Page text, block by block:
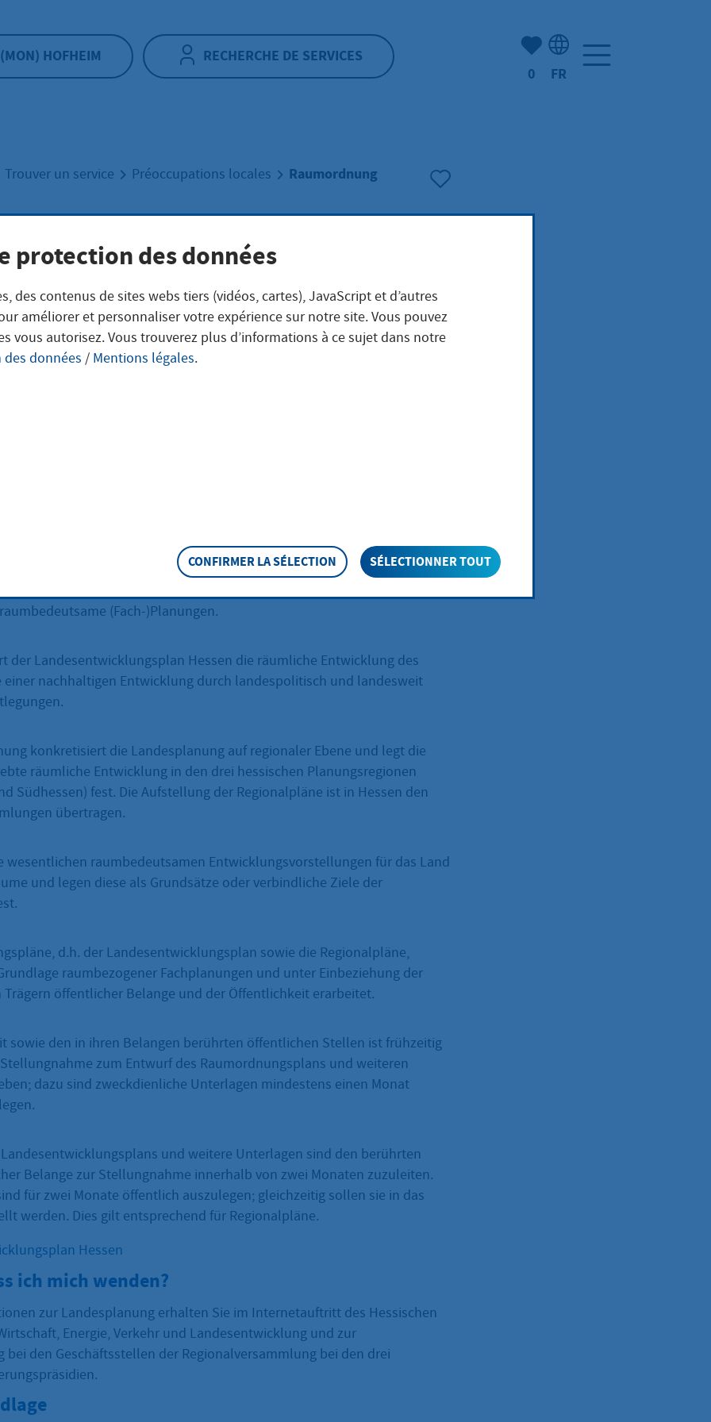
(MON) HOFHEIM RECHERCHE DE SERVICES
Nombre d'éléments mis en
0 FR
Trouver un service Préoccupations locales Raumordnung
und forstwirtschaftliche Nutzungen sowie der Schutz der Natur,
dass auftretenden Konflikte ausgeglichen werden und Vorsorge für
und Funktionen des Raums getroffen werden, ist Aufgabe der
(Landesplanung) ist Aufgabe des Landes. Wesentliches
und Arbeitsbedingungen in allen Teilen des Landes. Dafür erarbeitet
für Wirtschaft, Energie, Verkehr und Landesentwicklung als
(Fach-)Planungen.
der Landesentwicklungsplan Hessen die räumliche Entwicklung des
einer nachhaltigen Entwicklung durch landespolitisch und landesweit
konkretisiert die Landesplanung auf regionaler Ebene und legt die
räumliche Entwicklung in den drei hessischen Planungsregionen
Südhessen) fest. Die Aufstellung der Regionalpläne ist in Hessen den
übertragen.
wesentlichen raumbedeutsamen Entwicklungsvorstellungen für das Land
und legen diese als Grundsätze oder verbindliche Ziele der
d.h. der Landesentwicklungsplan sowie die Regionalpläne,
raumbezogener Fachplanungen und unter Einbeziehung der
Trägern öffentlicher Belange und der Öffentlichkeit erarbeitet.
sowie den in ihren Belangen berührten öffentlichen Stellen ist frühzeitig
zum Entwurf des Raumordnungsplans und weiteren
dazu sind zweckdienliche Unterlagen mindestens einen Monat
und weitere Unterlagen sind den berührten
Belange zur Stellungnahme innerhalb von zwei Monaten zuzuleiten.
für zwei Monate öffentlich auszulegen; gleichzeitig sollen sie in das
werden. Dies gilt entsprechend für Regionalpläne.
Hessen
ich mich wenden?
zur Landesplanung erhalten Sie im Internetauftritt des Hessischen
Energie, Verkehr und Landesentwicklung und zur
bei den Geschäftsstellen der Regionalversammlung bei den drei
protection des données
des contenus de sites webs tiers (vidéos, cartes), JavaScript et d’autres
améliorer et personnaliser votre expérience sur notre site. Vous pouvez
vous autorisez. Vous trouverez plus d’informations à ce sujet dans notre
données / Mentions légales.
CONFIRMER LA SÉLECTION SÉLECTIONNER TOUT